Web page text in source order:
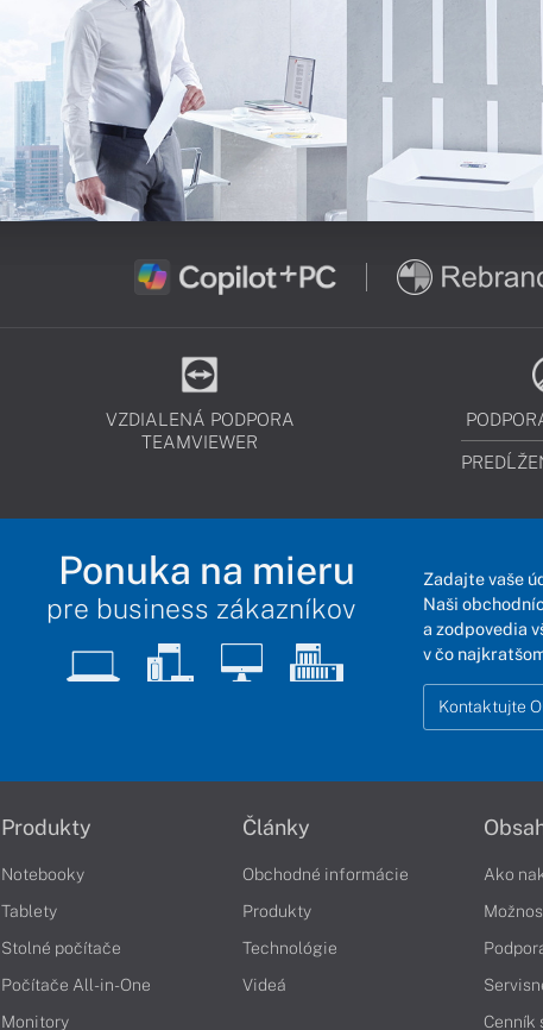
VZDIALENÁ PODPORA
TEAMVIEWER
Ponuka na mieru
pre business zákazníkov
Zadajte vaše
Naši
a zodpovedia
v čo
Kontaktujte
Produkty
Notebooky
Tablety
Stolné počítače
Počítače All-in-One
Monitory
Články
Obchodné informácie
Produkty
Technológie
Videá
Ako
Cenník